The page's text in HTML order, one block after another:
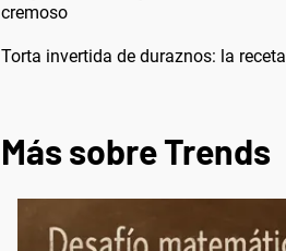
cremoso
Torta invertida de duraznos: la
Más sobre Trends